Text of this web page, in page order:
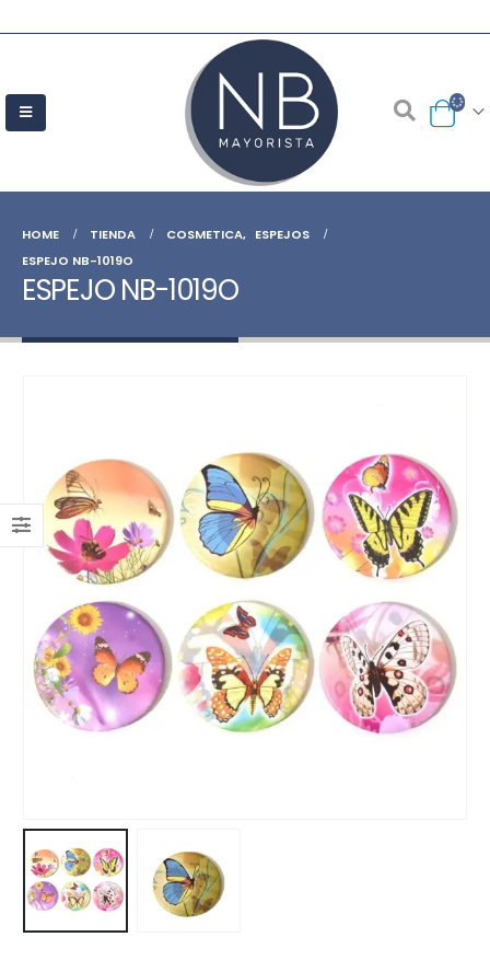
HOME TIENDA COSMETICA, ESPEJOS
ESPEJO NB-1019O
ESPEJO NB-1019O